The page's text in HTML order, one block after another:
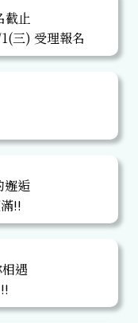
截止
三) 受理報名
邂逅
!!
遇